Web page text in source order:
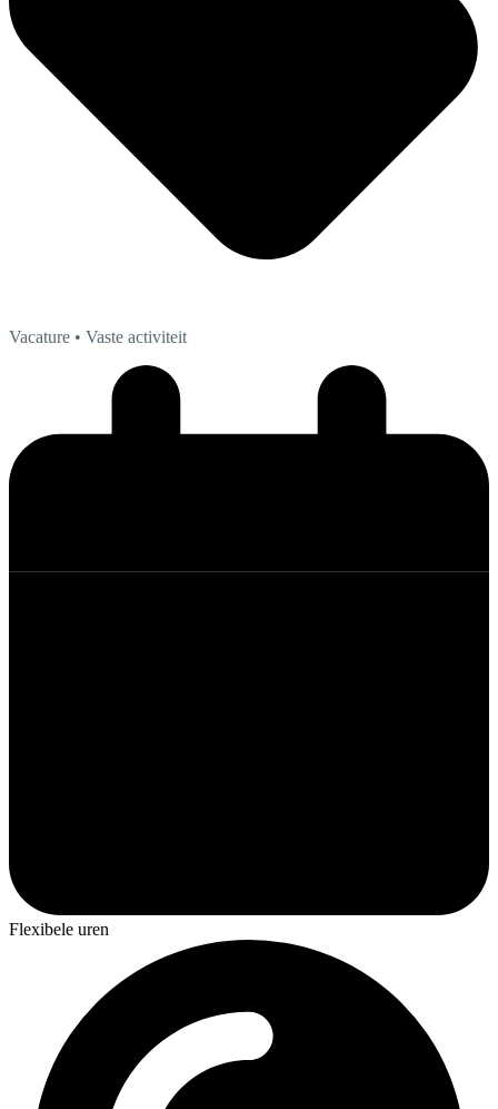
Vacature • Vaste activiteit
Flexibele uren